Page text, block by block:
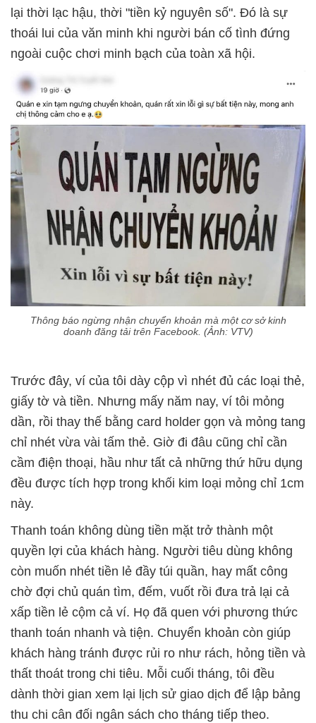
lại thời lạc hậu, thời "tiền kỷ nguyên số". Đó là sự
thoái lui của văn minh khi người bán cố tình đứng
ngoài cuộc chơi minh bạch của toàn xã hội.
Thông báo ngừng nhận chuyển khoản mà một cơ sở kinh
doanh đăng tải trên Facebook. (Ảnh: VTV)
Trước đây, ví của tôi dày cộp vì nhét đủ các loại thẻ,
giấy tờ và tiền. Nhưng mấy năm nay, ví tôi mỏng
dần, rồi thay thế bằng card holder gọn và mỏng tang
chỉ nhét vừa vài tấm thẻ. Giờ đi đâu cũng chỉ cần
cầm điện thoại, hầu như tất cả những thứ hữu dụng
đều được tích hợp trong khối kim loại mỏng chỉ 1cm
này.
Thanh toán không dùng tiền mặt trở thành một
quyền lợi của khách hàng. Người tiêu dùng không
còn muốn nhét tiền lẻ đầy túi quần, hay mất công
chờ đợi chủ quán tìm, đếm, vuốt rồi đưa trả lại cả
xấp tiền lẻ cộm cả ví. Họ đã quen với phương thức
thanh toán nhanh và tiện. Chuyển khoản còn giúp
khách hàng tránh được rủi ro như rách, hỏng tiền và
thất thoát trong chi tiêu. Mỗi cuối tháng, tôi đều
dành thời gian xem lại lịch sử giao dịch để lập bảng
thu chi cân đối ngân sách cho tháng tiếp theo.